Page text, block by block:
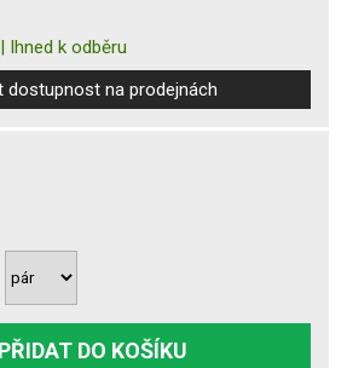
| Ihned k odběru
dostupnost na prodejnách
PŘIDAT DO KOŠÍKU